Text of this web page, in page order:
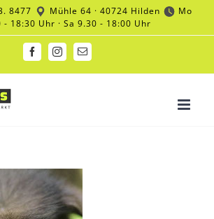
8477 Mühle 64 · 40724 Hilden
Mo
- 18:30 Uhr · Sa 9.30 - 18:00 Uhr
FacebookInstagram
E-